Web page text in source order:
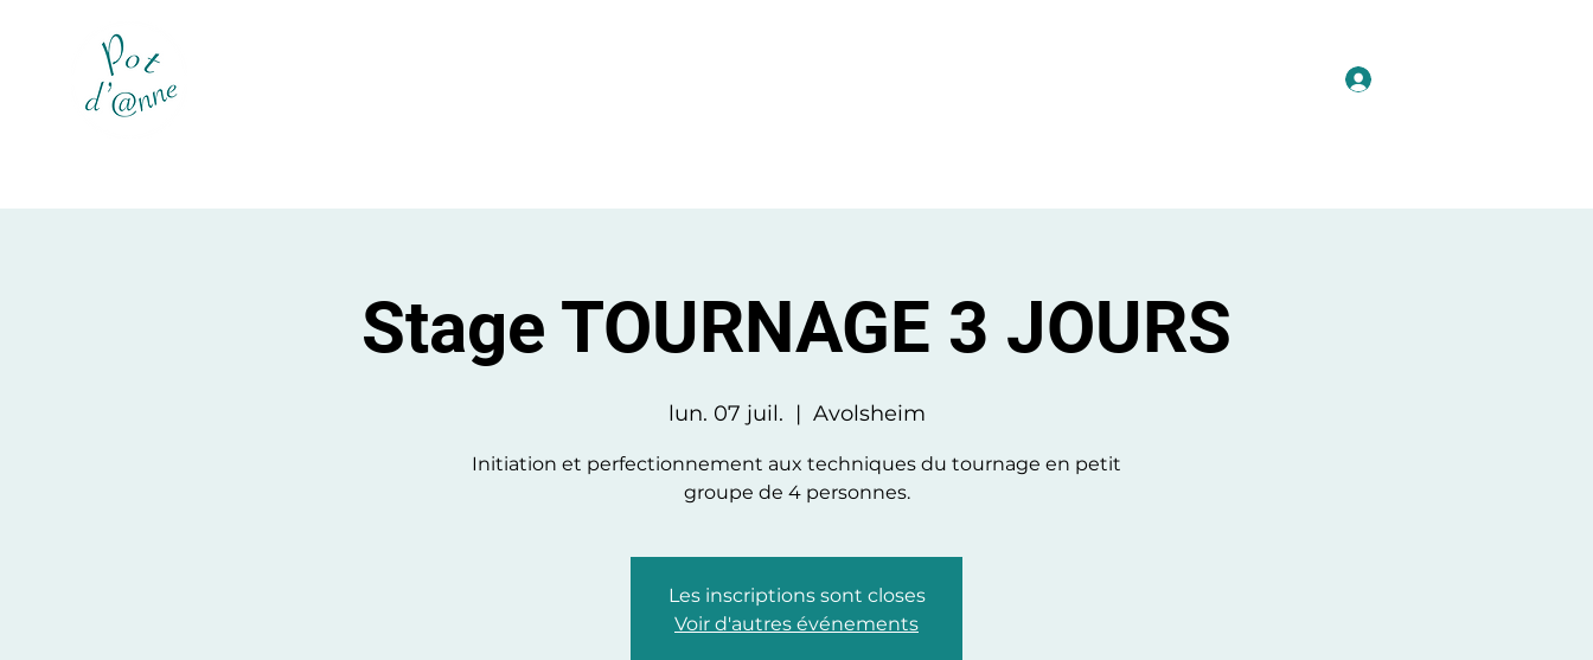
Stage TOURNAGE 3 JOURS
lun. 07 juil.
  |
Avolsheim
Initiation et perfectionnement aux techniques du tournage en petit
groupe de 4 personnes.
Les inscriptions sont closes
Voir d'autres événements